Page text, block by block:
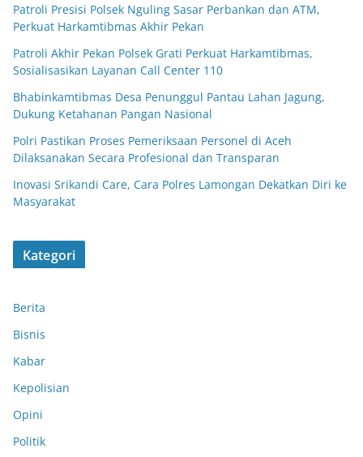
Patroli Presisi Polsek Nguling Sasar Perbankan dan ATM,
Perkuat Harkamtibmas Akhir Pekan
Patroli Akhir Pekan Polsek Grati Perkuat Harkamtibmas,
Sosialisasikan Layanan Call Center 110
Bhabinkamtibmas Desa Penunggul Pantau Lahan Jagung,
Dukung Ketahanan Pangan Nasional
Polri Pastikan Proses Pemeriksaan Personel di Aceh
Dilaksanakan Secara Profesional dan Transparan
Inovasi Srikandi Care, Cara Polres Lamongan Dekatkan Diri ke
Masyarakat
Kategori
Berita
Bisnis
Kabar
Kepolisian
Opini
Politik